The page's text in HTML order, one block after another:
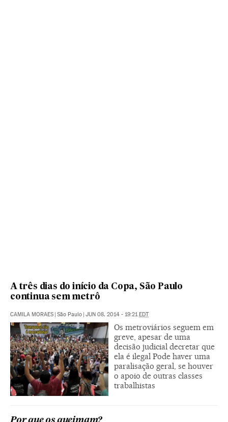
A três dias do início da Copa, São Paulo
continua sem metrô
CAMILA MORAES | São Paulo | JUN 08, 2014 - 19:21 EDT
Os metroviários seguem em
greve, apesar de uma
decisão judicial decretar que
ela é ilegal Pode haver uma
paralisação geral, se houver
o apoio de outras classes
trabalhistas